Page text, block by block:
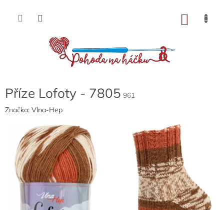
obsah
Příze Lofoty - 7805 961
Značka: Vlna-Hep